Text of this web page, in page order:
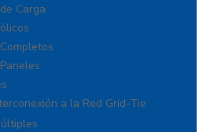
Carga
a la Red Grid-Tie